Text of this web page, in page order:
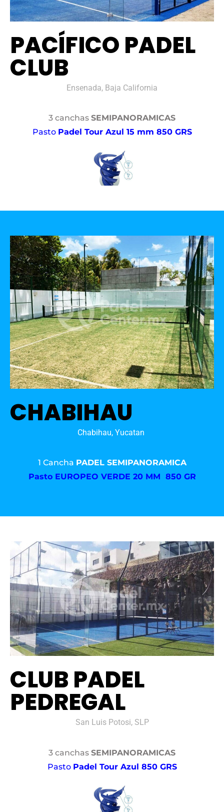
PACÍFICO PADEL
CLUB
Ensenada, Baja California
3 canchas SEMIPANORAMICAS
Pasto Padel Tour Azul 15 mm 850 GRS
CHABIHAU
Chabihau, Yucatan
1 Cancha PADEL SEMIPANORAMICA
Pasto EUROPEO VERDE 20 MM 850 GR
CLUB PADEL
PEDREGAL
San Luis Potosi, SLP
3 canchas SEMIPANORAMICAS
Pasto Padel Tour Azul 850 GRS